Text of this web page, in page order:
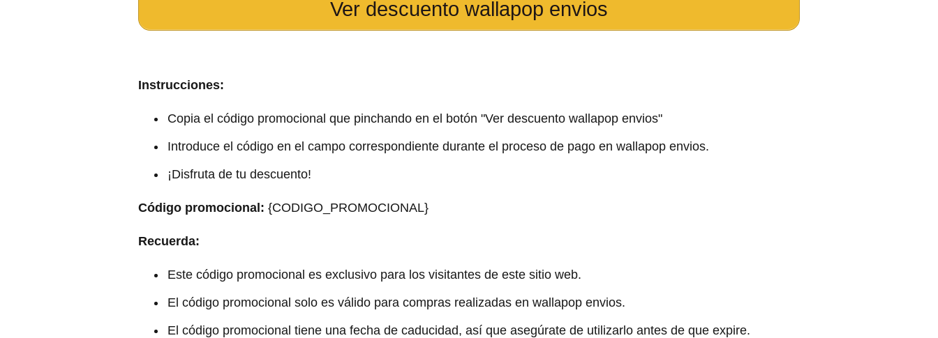
Ver descuento wallapop envios
Instrucciones:
Copia el código promocional que pinchando en el botón "Ver descuento wallapop envios"
Introduce el código en el campo correspondiente durante el proceso de pago en wallapop envios.
¡Disfruta de tu descuento!
Código promocional: {CODIGO_PROMOCIONAL}
Recuerda:
Este código promocional es exclusivo para los visitantes de este sitio web.
El código promocional solo es válido para compras realizadas en wallapop envios.
El código promocional tiene una fecha de caducidad, así que asegúrate de utilizarlo antes de que expire.